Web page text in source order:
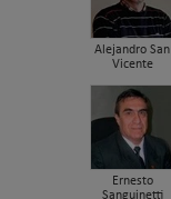
Alejandro San
Vicente
Ernesto
Sanguinetti